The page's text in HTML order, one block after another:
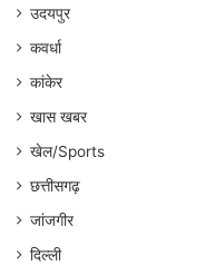
उदयपुर
कवर्धा
कांकेर
खास खबर
खेल/Sports
छत्तीसगढ़
जांजगीर
दिल्ली